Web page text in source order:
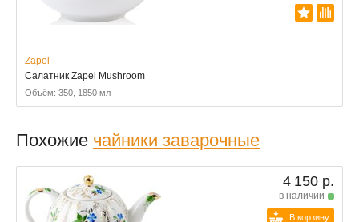
Zapel
Салатник Zapel Mushroom
Объём: 350, 1850 мл
Похожие чайники заварочные
4 150 р.
в наличии
В корзину